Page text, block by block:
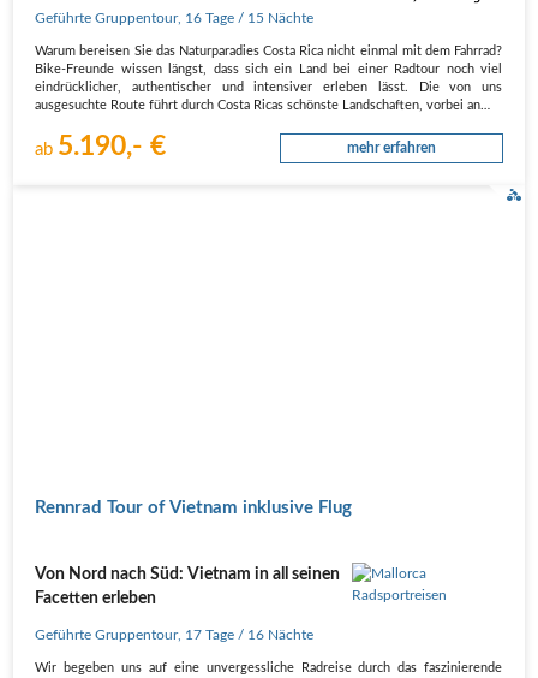
Geführte Gruppentour, 16 Tage / 15 Nächte
Warum bereisen Sie das Naturparadies Costa Rica nicht einmal mit dem Fahrrad?
Bike-Freunde wissen längst, dass sich ein Land bei einer Radtour noch viel
eindrücklicher, authentischer und intensiver erleben lässt. Die von uns
ausgesuchte Route führt durch Costa Ricas schönste Landschaften, vorbei an…
ab 5.190,- € mehr erfahren
Rennrad Tour of Vietnam inklusive Flug
Von Nord nach Süd: Vietnam in all seinen
Facetten erleben
Geführte Gruppentour, 17 Tage / 16 Nächte
Wir begeben uns auf eine unvergessliche Radreise durch das faszinierende